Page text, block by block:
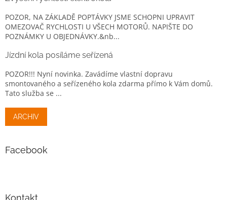
POZOR, NA ZÁKLADĚ POPTÁVKY JSME SCHOPNI UPRAVIT
OMEZOVAČ RYCHLOSTI U VŠECH MOTORŮ. NAPIŠTE DO
POZNÁMKY U OBJEDNÁVKY.&nb...
Jízdní kola posíláme seřízená
POZOR!!! Nyní novinka. Zavádíme vlastní dopravu
smontovaného a seřízeného kola zdarma přímo k Vám domů.
Tato služba se ...
ARCHIV
Facebook
Kontakt